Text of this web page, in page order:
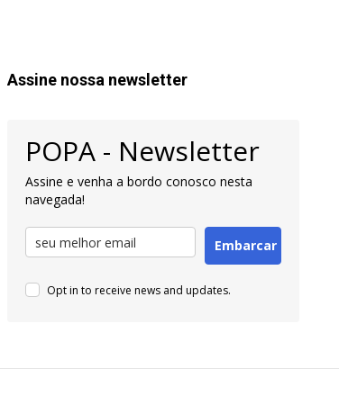
Assine nossa newsletter
POPA - Newsletter
Assine e venha a bordo conosco nesta
navegada!
Embarcar
Opt in to receive news and updates.